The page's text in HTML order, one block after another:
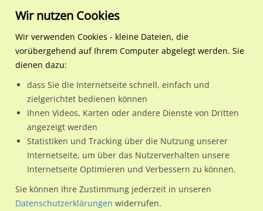
Regionale Plakatwerbung Hamburg
Hamburg, Freie und
S-Bf Veddel, Bstg.,Gleis 1
S-Bf Veddel, Bstg.,Gleis 1
Nutze günstige Werbemöglichkeiten am Standort S-Bf
Veddel, Bstg.,Gleis 1im Ortsteil Georgswerder)in Hamburg,
Freie und Hansestadt.
Wir erheben für jede unserer Werbeflächen individuelle und
Wir nutzen Cookies
Wir verwenden Cookies - kleine Dateien, die
vorübergehend auf Ihrem Computer abgelegt werden. Sie
dienen dazu:
dass Sie die Internetseite schnell, einfach und
zielgerichtet bedienen können
Ihnen Videos, Karten oder andere Dienste von Dritten
angezeigt werden
Statistiken und Tracking über die Nutzung unserer
Internetseite, um über das Nutzerverhalten unsere
Internetseite Optimieren und Verbessern zu können.
Sie können Ihre Zustimmung jederzeit in unseren
Datenschutzerklärungen widerrufen.